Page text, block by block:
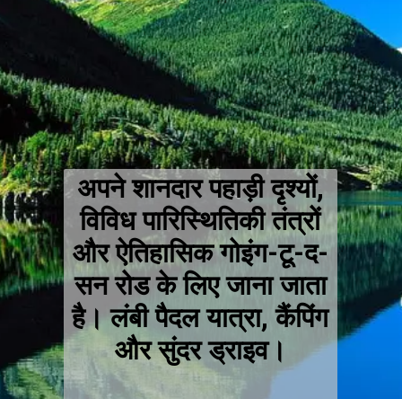
अपने शानदार पहाड़ी दृश्यों,
विविध पारिस्थितिकी तंत्रों
और ऐतिहासिक गोइंग-टू-द-
सन रोड के लिए जाना जाता
है। लंबी पैदल यात्रा, कैंपिंग
और सुंदर ड्राइव।